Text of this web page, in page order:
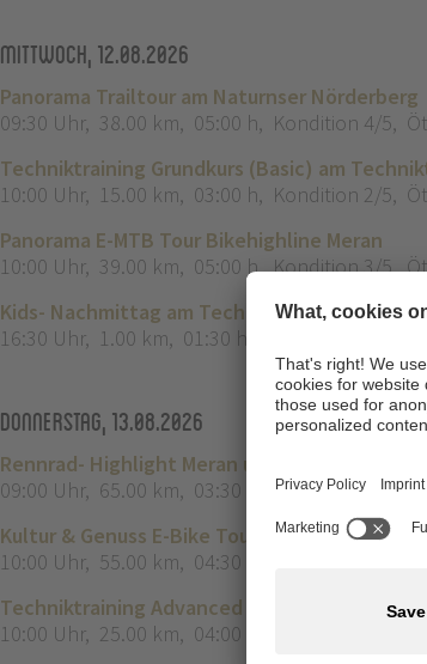
Mittwoch, 12.08.2026
Panorama Trailtour am Naturnser Nörderberg
09:30 Uhr, 38.00 km, 05:00 h, Kondition 4/5,
Techniktraining Grundkurs (Basic) am
10:00 Uhr, 15.00 km, 03:00 h, Kondition 2/5,
Panorama E-MTB Tour Bikehighline Meran
10:00 Uhr, 39.00 km, 05:00 h,Kondition 3/5,
Kids- Nachmittag am
16:30 Uhr, 1.00 km, 01:30 h
Donnerstag, 13.08.2026
Rennrad- Highlight Meran und Umgebung
09:00 Uhr, 65.00 km, 03:30 h Kondition 3/5,
Kultur & Genuss E-Bike Tour "Der Laaser
10:00 Uhr, 55.00 km, 04:30 h
Techniktraining Advanced mit dem E-
10:00 Uhr, 25.00 km, 04:00 h